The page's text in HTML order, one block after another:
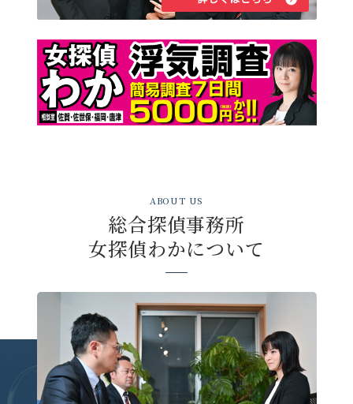
ABOUT US
総合探偵事務所
女探偵わかについて